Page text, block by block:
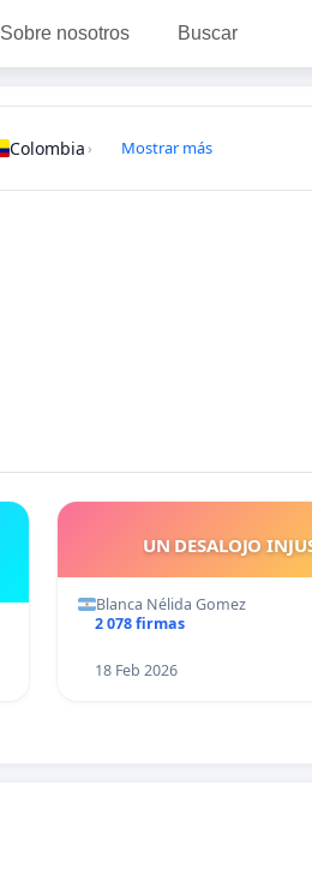
Sobre nosotros Buscar
Colombia › Mostrar más
UN DESALOJO
Blanca Nélida Gomez
2 078 firmas
18 Feb 2026